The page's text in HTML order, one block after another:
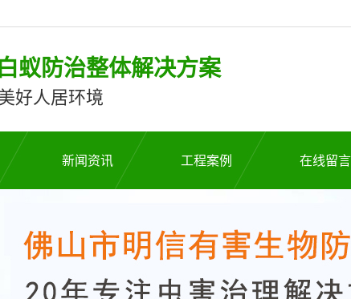
蚁防治整体解决方案
好人居环境
新闻资讯 工程案例 在线留言